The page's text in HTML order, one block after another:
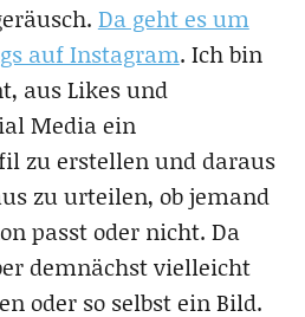
Da geht es um
auf Instagram. Ich bin
aus Likes und
Media ein
zu erstellen und daraus
zu urteilen, ob jemand
passt oder nicht. Da
demnächst vielleicht
oder so selbst ein Bild.